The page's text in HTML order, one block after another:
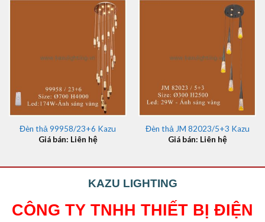
Đèn thả 99958/23+6 Kazu
Giá bán: Liên hệ
Đèn thả JM 82023/5+3 Kazu
Giá bán: Liên hệ
KAZU LIGHTING
CÔNG TY TNHH THIẾT BỊ ĐIỆN